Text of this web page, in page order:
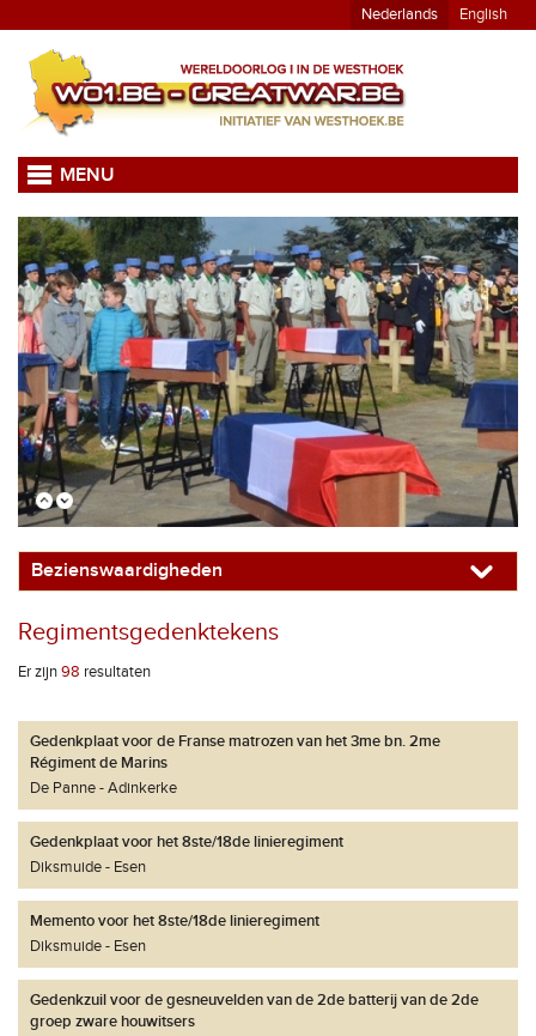
Nederlands English
MENU
Bezienswaardigheden
Regimentsgedenktekens
Er zijn98 resultaten
Gedenkplaat voor de Franse matrozen van het 3me bn. 2me
Régiment de Marins
De Panne
Adinkerke
Gedenkplaat voor het 8ste/18de linieregiment
Diksmuide
Esen
Memento voor het 8ste/18de linieregiment
Diksmuide
Esen
Gedenkzuil voor de gesneuvelden van de 2de batterij van de 2de
groep zware houwitsers